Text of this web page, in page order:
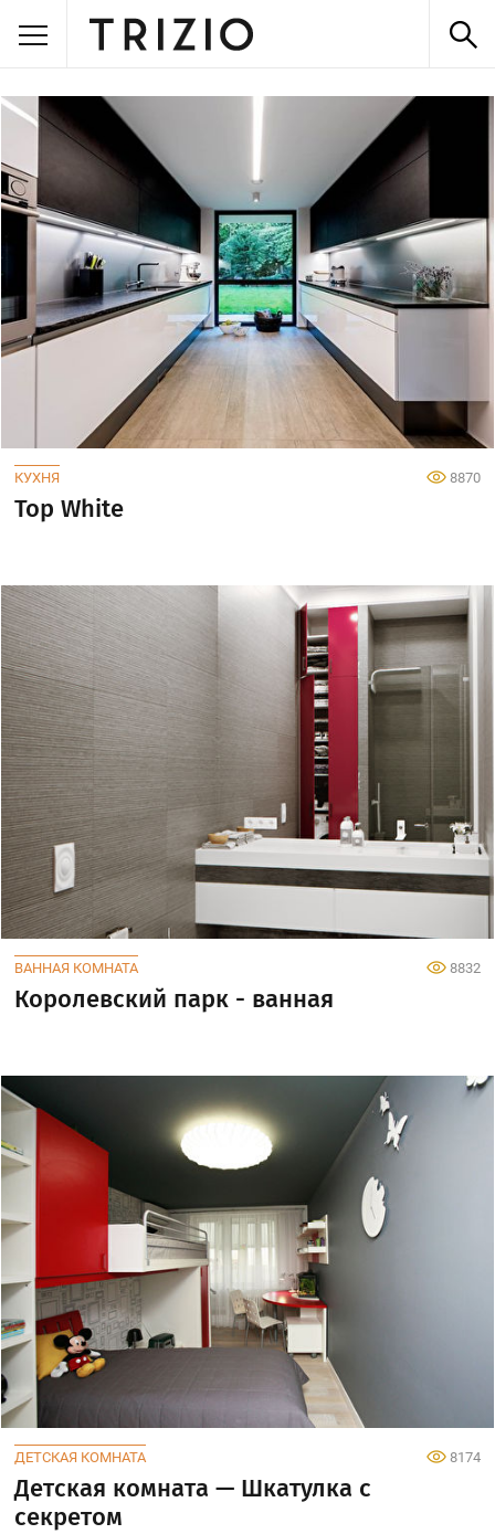
КУХНЯ 8870
Top White
ВАННАЯ КОМНАТА 8832
Королевский парк - ванная
ДЕТСКАЯ КОМНАТА 8174
Детская комната — Шкатулка с
секретом